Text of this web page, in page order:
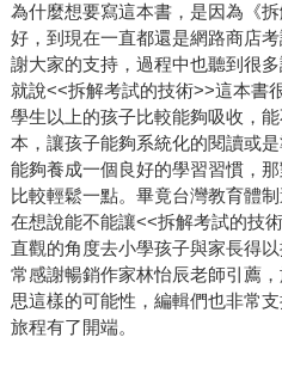
為什麼想要寫這本書，是因為《
好，到現在一直都還是網路商店
謝大家的支持，過程中也聽到很
就說<<拆解考試的技術>>這本書
學生以上的孩子比較能夠吸收，
本，讓孩子能夠系統化的閱讀或
能夠養成一個良好的學習習慣，
比較輕鬆一點。畢竟台灣教育體
在想說能不能讓<<拆解考試的技
直觀的角度去小學孩子與家長得
常感謝暢銷作家林怡辰老師引薦
思這樣的可能性，編輯們也非常
旅程有了開端。